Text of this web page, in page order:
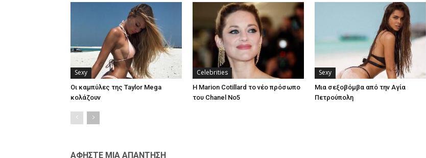
Sexy
Οι καμπύλες της Taylor Mega
κολάζουν
Celebrities
Η Marion Cotillard το νέο πρόσωπο
του Chanel No5
Sexy
Μια σεξοβόμβα από την Αγία
Πετρούπολη
ΑΦΗΣΤΕ ΜΙΑ ΑΠΑΝΤΗΣΗ